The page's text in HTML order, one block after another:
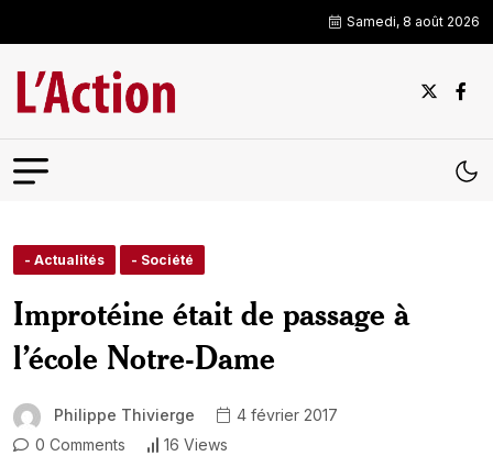
Samedi, 8 août 2026
- Actualités - Société
Improtéine était de passage à
l’école Notre-Dame
Philippe Thivierge
4 février 2017
0 Comments
16 Views